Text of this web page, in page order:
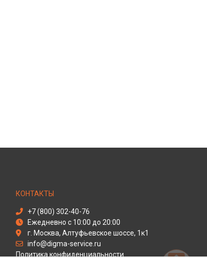
КОНТАКТЫ
+7 (800) 302-40-76
Ежедневно с 10:00 до 20:00
г. Москва, Алтуфьевское шоссе, 1к1
info@digma-service.ru
Политика конфиденциальности